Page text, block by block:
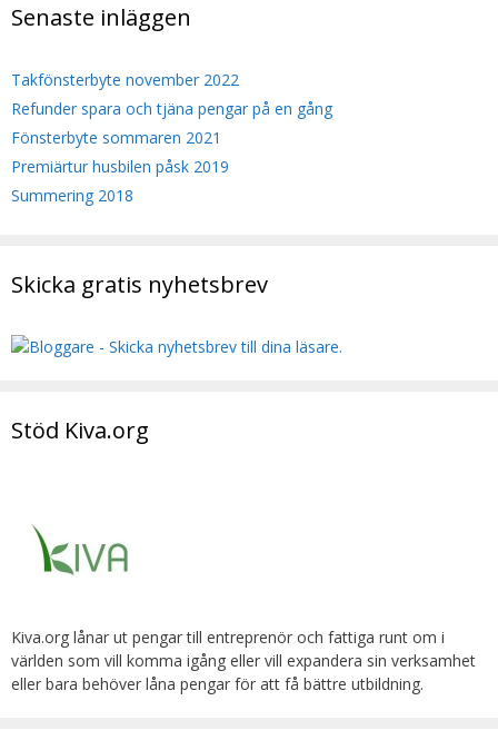
Senaste inläggen
Takfönsterbyte november 2022
Refunder spara och tjäna pengar på en gång
Fönsterbyte sommaren 2021
Premiärtur husbilen påsk 2019
Summering 2018
Skicka gratis nyhetsbrev
Stöd Kiva.org
Kiva.org lånar ut pengar till entreprenör och fattiga runt om i
världen som vill komma igång eller vill expandera sin verksamhet
eller bara behöver låna pengar för att få bättre utbildning.